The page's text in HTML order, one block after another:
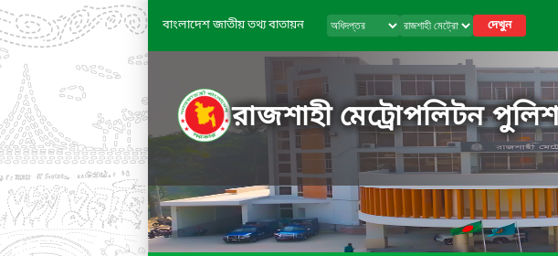
বাংলাদেশ জাতীয় তথ্য বাতায়ন দেখুন
রাজশাহী মেট্রোপলিটন পুলিশ